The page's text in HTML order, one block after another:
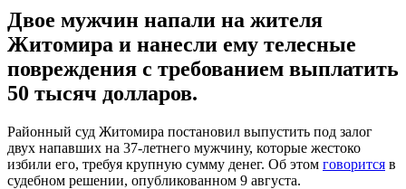
Двое мужчин напали на жителя
Житомира и нанесли ему телесные
повреждения с требованием выплатить
50 тысяч долларов.
Районный суд Житомира постановил выпустить под залог
двух напавших на 37-летнего мужчину, которые жестоко
избили его, требуя крупную сумму денег. Об этом говорится в
судебном решении, опубликованном 9 августа.